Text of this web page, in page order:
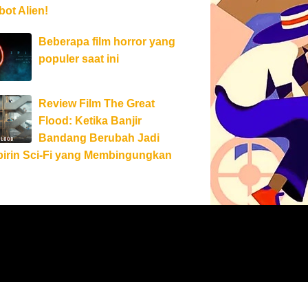
Alien!
Beberapa film horror yang
populer saat ini
Review Film The Great
Flood: Ketika Banjir
Bandang Berubah Jadi
Sci-Fi yang Membingungkan